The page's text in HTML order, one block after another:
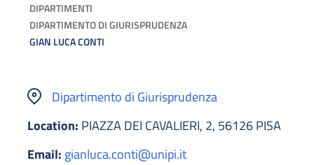
DIPARTIMENTI
DIPARTIMENTO DI GIURISPRUDENZA
GIAN LUCA CONTI
Dipartimento di Giurisprudenza
Location: PIAZZA DEI CAVALIERI, 2, 56126 PISA
Email: gianluca.conti@unipi.it